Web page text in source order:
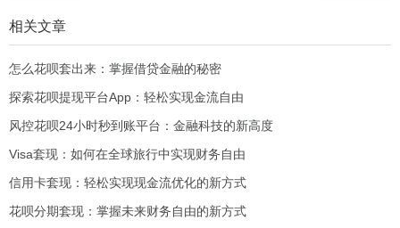
相关文章
怎么花呗套出来：掌握借贷金融的秘密
探索花呗提现平台App：轻松实现金流自由
风控花呗24小时秒到账平台：金融科技的新高度
Visa套现：如何在全球旅行中实现财务自由
信用卡套现：轻松实现现金流优化的新方式
花呗分期套现：掌握未来财务自由的新方式